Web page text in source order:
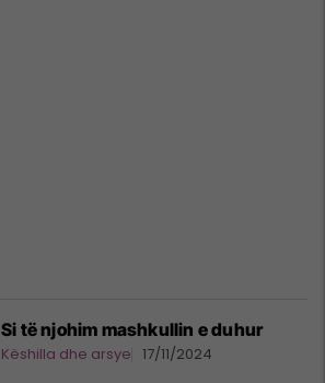
Si të njohim mashkullin e duhur
Këshilla dhe arsye 17/11/2024